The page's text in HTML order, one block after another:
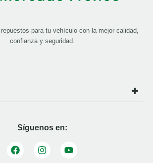
para tu vehículo con la mejor calidad,
confianza y seguridad.
Síguenos en: